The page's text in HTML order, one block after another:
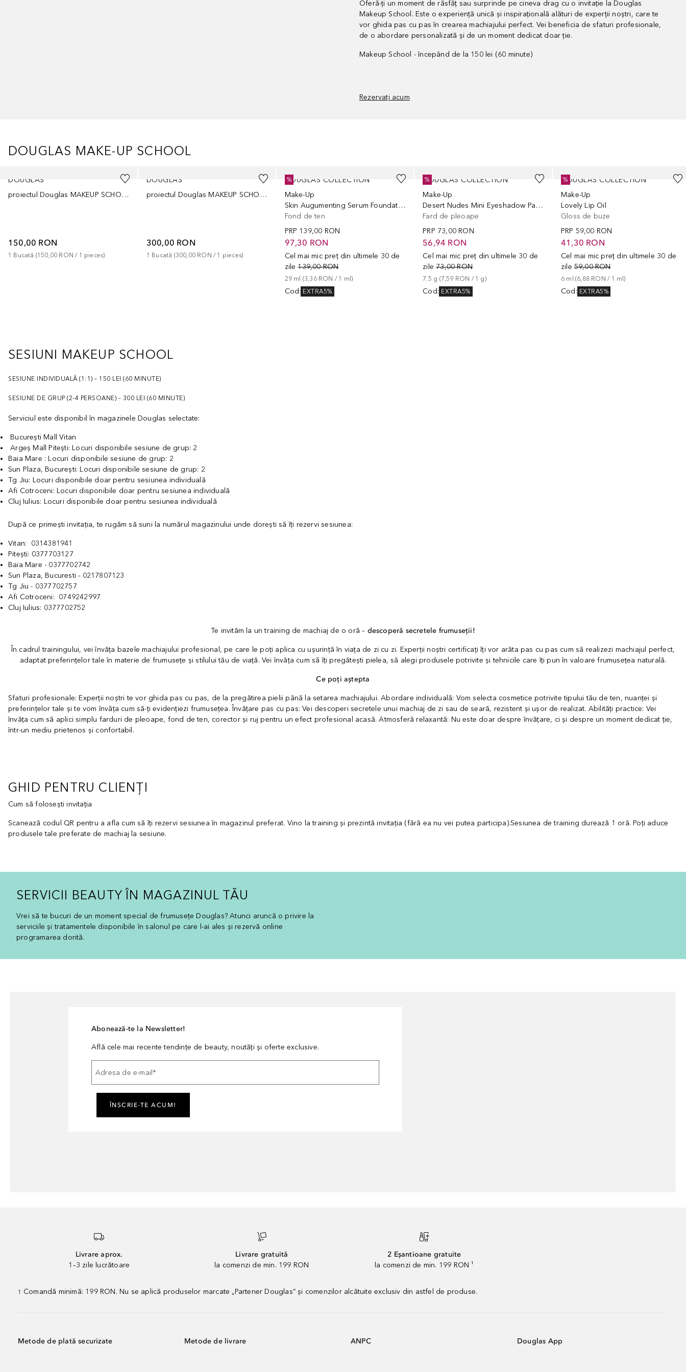
Oferă-ți un moment de răsfăț sau surprinde pe cineva drag cu o invitație la Douglas
Makeup School. Este o experiență unică și inspirațională alături de experții noștri, care te
vor ghida pas cu pas în crearea machiajului perfect. Vei beneficia de sfaturi profesionale,
de o abordare personalizată și de un moment dedicat doar ție.
Makeup School - începând de la 150 lei (60 minute)
Rezervați acum
DOUGLAS MAKE-UP SCHOOL
DOUGLAS
proiectul Douglas MAKEUP SCHOOL
150,00 RON
1 Bucată (150,00 RON / 1 pieces)
DOUGLAS
proiectul Douglas MAKEUP SCHOOL GROUP
300,00 RON
1 Bucată (300,00 RON / 1 pieces)
DOUGLAS COLLECTION
Make-Up
Skin Augumenting Serum Foundation
Fond de ten
PRP 139,00 RON
97,30 RON
Cel mai mic preț din ultimele 30 de
zile 139,00 RON
29 ml (3,36 RON / 1 ml )
Cod: EXTRA5%
%
DOUGLAS COLLECTION
Make-Up
Desert Nudes Mini Eyeshadow Palette
Fard de pleoape
PRP 73,00 RON
56,94 RON
Cel mai mic preț din ultimele 30 de
zile 73,00 RON
7.5 g (7,59 RON / 1 g)
Cod: EXTRA5%
%
DOUGLAS COLLECTION
Make-Up
Lovely Lip Oil
Gloss de buze
PRP 59,00 RON
41,30 RON
Cel mai mic preț din ultimele 30 de
zile 59,00 RON
6 ml (6,88 RON / 1 ml)
Cod : EXTRA5%
%
SESIUNI MAKEUP SCHOOL
SESIUNE INDIVIDUALĂ (1:1) – 150 LEI (60 MINUTE)
SESIUNE DE GRUP (2-4 PERSOANE) – 300 LEI (60 MINUTE)
Serviciul este disponibil în magazinele Douglas selectate:
București Mall Vitan
Argeș Mall Pitești: Locuri disponibile sesiune de grup: 2
Baia Mare : Locuri disponibile sesiune de grup: 2
Sun Plaza, București: Locuri disponibile sesiune de grup: 2
Tg Jiu: Locuri disponibile doar pentru sesiunea individuală
Afi Cotroceni: Locuri disponibile doar pentru sesiunea individuală
Cluj Iulius: Locuri disponibile doar pentru sesiunea individuală
După ce primești invitația, te rugăm să suni la numărul magazinului unde dorești să îți rezervi sesiunea:
Vitan: 0314381941
Pitești: 0377703127
Baia Mare - 0377702742
Sun Plaza, Bucuresti - 0217807123
Tg Jiu - 0377702757
Afi Cotroceni: 0749242997
Cluj Iulius: 0377702752
Te invităm la un training de machiaj de o oră – descoperă secretele frumuseții!
În cadrul trainingului, vei învăța bazele machiajului profesional, pe care le poți aplica cu ușurință în viața de zi cu zi. Experții noștri certificați îți vor arăta pas cu pas cum să realizezi machiajul perfect,
adaptat preferințelor tale în materie de frumusețe și stilului tău de viață. Vei învăța cum să îți pregătești pielea, să alegi produsele potrivite și tehnicile care îți pun în valoare frumusețea naturală.
Ce poți aștepta
Sfaturi profesionale: Experții noștri te vor ghida pas cu pas, de la pregătirea pielii până la setarea machiajului. Abordare individuală: Vom selecta cosmetice potrivite tipului tău de ten, nuanței și
preferințelor tale și te vom învăța cum să-ți evidențiezi frumusețea. Învățare pas cu pas: Vei descoperi secretele unui machiaj de zi sau de seară, rezistent și ușor de realizat. Abilități practice: Vei
învăța cum să aplici simplu farduri de pleoape, fond de ten, corector și ruj pentru un efect profesional acasă. Atmosferă relaxantă: Nu este doar despre învățare, ci și despre un moment dedicat ție,
într-un mediu prietenos și confortabil.
GHID PENTRU CLIENȚI
Cum să folosești invitația
Scanează codul QR pentru a afla cum să îți rezervi sesiunea în magazinul preferat. Vino la training și prezintă invitația (fără ea nu vei putea participa).Sesiunea de training durează 1 oră. Poți aduce
produsele tale preferate de machiaj la sesiune.
SERVICII BEAUTY ÎN MAGAZINUL TĂU
Vrei să te bucuri de un moment special de frumusețe Douglas? Atunci aruncă o privire la
serviciile și tratamentele disponibile în salonul pe care l-ai ales și rezervă online
programarea dorită.
Abonează-te la Newsletter!
Află cele mai recente tendințe de beauty, noutăți și oferte exclusive.
Adresa de e-mail *
ÎNSCRIE-TE ACUM!
Livrare aprox.
1–3 zile lucrătoare
Livrare gratuită
la comenzi de min. 199 RON
2 Eșantioane gratuite
la comenzi de min. 199 RON ¹
1 Comandă minimă: 199 RON. Nu se aplică produselor marcate „Partener Douglas” și comenzilor alcătuite exclusiv din astfel de produse.
Metode de plată securizate Metode de livrare ANPC Douglas App